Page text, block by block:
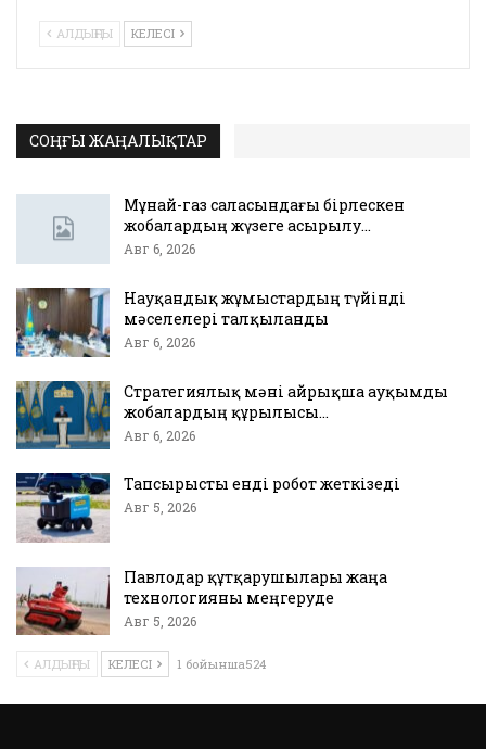
АЛДЫҢҒЫ КЕЛЕСІ
СОҢҒЫ ЖАҢАЛЫҚТАР
Мұнай-газ саласындағы бірлескен
жобалардың жүзеге асырылу…
Авг 6, 2026
Науқандық жұмыстардың түйінді
мәселелері талқыланды
Авг 6, 2026
Стратегиялық мәні айрықша ауқымды
жобалардың құрылысы…
Авг 6, 2026
Тапсырысты енді робот жеткізеді
Авг 5, 2026
Павлодар құтқарушылары жаңа
технологияны меңгеруде
Авг 5, 2026
АЛДЫҢҒЫ КЕЛЕСІ 1 бойынша524